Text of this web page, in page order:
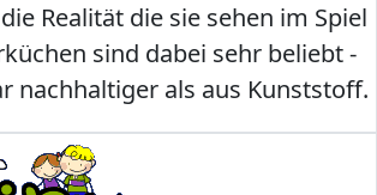
Realität die sie sehen im Spiel
sind dabei sehr beliebt -
nachhaltiger als aus Kunststoff.